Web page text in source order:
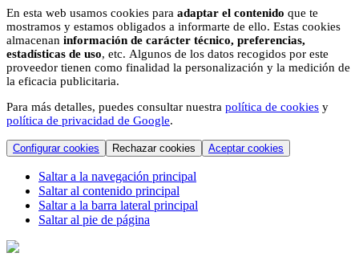
En esta web usamos cookies para adaptar el contenido que te
mostramos y estamos obligados a informarte de ello. Estas cookies
almacenan información de carácter técnico, preferencias,
estadísticas de uso, etc. Algunos de los datos recogidos por este
proveedor tienen como finalidad la personalización y la medición de
la eficacia publicitaria.
Para más detalles, puedes consultar nuestra política de cookies y
política de privacidad de Google.
Configurar cookies Rechazar cookies Aceptar cookies
Saltar a la navegación principal
Saltar al contenido principal
Saltar a la barra lateral principal
Saltar al pie de página